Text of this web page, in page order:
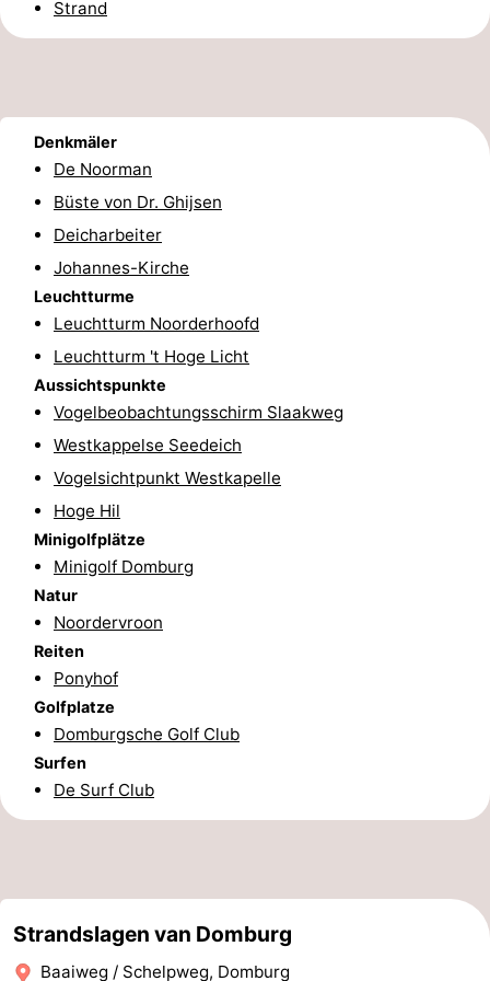
Route
Parken
Reisebuchshop
Medizin
Adressen
Region
Zeeland
Schouwen-
Duiveland
Renesse
Brouwershaven
Bruinisse
Zierikzee
Natur
Oosterschelde
Burgh
Haamstede
Natur
Kop
van
Walcheren
Veere
-
Oranjezon
Oostkapelle
-
Natur
-
Strand
Denkmäler
De Noorman
Büste von Dr. Ghijsen
Deicharbeiter
Johannes-Kirche
Leuchtturme
Leuchtturm Noorderhoofd
Leuchtturm 't Hoge Licht
Aussichtspunkte
Vogelbeobachtungsschirm Slaakweg
Westkappelse Seedeich
Vogelsichtpunkt Westkapelle
Hoge Hil
Minigolfplätze
Minigolf Domburg
Natur
Noordervroon
Reiten
Ponyhof
Golfplatze
Domburgsche Golf Club
Surfen
De Surf Club
Strandslagen van Domburg
Baaiweg / Schelpweg, Domburg